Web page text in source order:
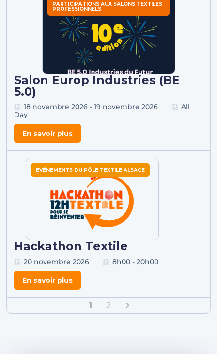
PARTICIPATIONS AUX SALONS TEXTILES
PROFESSIONNELS
Salon Europ Industries (BE
5.0)
18 novembre 2026 - 19 novembre 2026
All
Day
En savoir plus
EVÉNEMENTS DU PÔLE TEXTILE ALSACE
Hackathon Textile
20 novembre 2026 8h00 - 20h00
En savoir plus
1 2